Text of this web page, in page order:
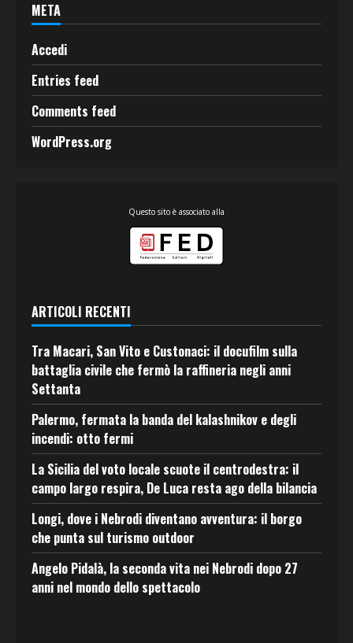
META
Accedi
Entries feed
Comments feed
WordPress.org
Questo sito è associato alla
ARTICOLI RECENTI
Tra Macari, San Vito e Custonaci: il docufilm sulla
battaglia civile che fermò la raffineria negli anni
Settanta
Palermo, fermata la banda del kalashnikov e degli
incendi: otto fermi
La Sicilia del voto locale scuote il centrodestra: il
campo largo respira, De Luca resta ago della bilancia
Longi, dove i Nebrodi diventano avventura: il borgo
che punta sul turismo outdoor
Angelo Pidalà, la seconda vita nei Nebrodi dopo 27
anni nel mondo dello spettacolo